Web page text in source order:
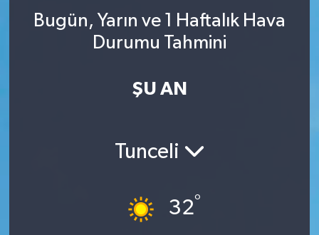
Bugün, Yarın ve 1 Haftalık Hava
Durumu Tahmini
ŞU AN
Tunceli
32°
Foto Galeri
Süper Lig Puan Durumu ve Fikstür
Son Dakika Haberleri